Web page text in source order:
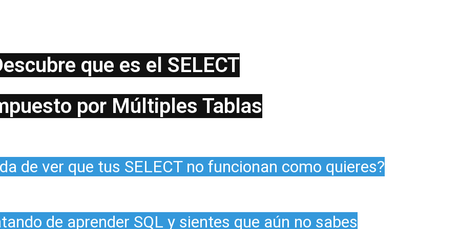
que es el SELECT
por Múltiples Tablas
de ver que tus SELECT no funcionan como quieres?
de aprender SQL y sientes que aún no sabes